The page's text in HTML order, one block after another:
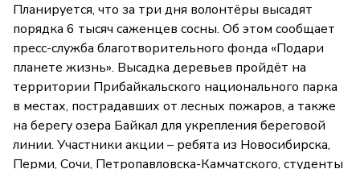
Планируется, что за три дня волонтёры высадят
порядка 6 тысяч саженцев сосны. Об этом сообщает
пресс-служба благотворительного фонда «Подари
планете жизнь». Высадка деревьев пройдёт на
территории Прибайкальского национального парка
в местах, пострадавших от лесных пожаров, а также
на берегу озера Байкал для укрепления береговой
линии. Участники акции – ребята из Новосибирска,
Перми, Сочи, Петропавловска-Камчатского, студенты